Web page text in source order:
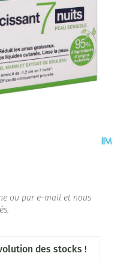
des stocks !
ou par e-mail et nous